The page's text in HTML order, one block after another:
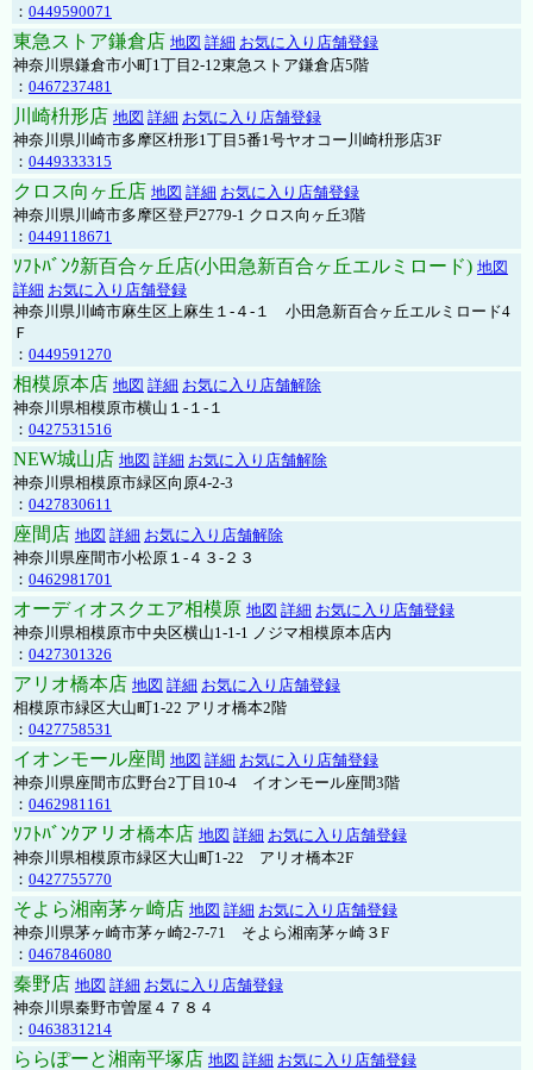
： 0449590071
東急ストア鎌倉店 地図 詳細 お気に入り店舗登録
神奈川県鎌倉市小町1丁目2-12東急ストア鎌倉店5階
： 0467237481
川崎枡形店 地図 詳細 お気に入り店舗登録
神奈川県川崎市多摩区枡形1丁目5番1号ヤオコー川崎枡形店3F
： 0449333315
クロス向ヶ丘店 地図 詳細 お気に入り店舗登録
神奈川県川崎市多摩区登戸2779-1 クロス向ヶ丘3階
： 0449118671
ｿﾌﾄﾊﾞﾝｸ新百合ヶ丘店(小田急新百合ヶ丘エルミロード) 地図
詳細 お気に入り店舗登録
神奈川県川崎市麻生区上麻生１-４-１ 小田急新百合ヶ丘エルミロード4
Ｆ
： 0449591270
相模原本店 地図 詳細 お気に入り店舗解除
神奈川県相模原市横山１-１-１
： 0427531516
NEW城山店 地図 詳細 お気に入り店舗解除
神奈川県相模原市緑区向原4-2-3
： 0427830611
座間店 地図 詳細 お気に入り店舗解除
神奈川県座間市小松原１-４３-２３
： 0462981701
オーディオスクエア相模原 地図 詳細 お気に入り店舗登録
神奈川県相模原市中央区横山1-1-1 ノジマ相模原本店内
： 0427301326
アリオ橋本店 地図 詳細 お気に入り店舗登録
相模原市緑区大山町1-22 アリオ橋本2階
： 0427758531
イオンモール座間 地図 詳細 お気に入り店舗登録
神奈川県座間市広野台2丁目10-4 イオンモール座間3階
： 0462981161
ｿﾌﾄﾊﾞﾝｸアリオ橋本店 地図 詳細 お気に入り店舗登録
神奈川県相模原市緑区大山町1-22 アリオ橋本2F
： 0427755770
そよら湘南茅ヶ崎店 地図 詳細 お気に入り店舗登録
神奈川県茅ヶ崎市茅ヶ崎2‐7‐71 そよら湘南茅ヶ崎３F
： 0467846080
秦野店 地図 詳細 お気に入り店舗登録
神奈川県秦野市曽屋４７８４
： 0463831214
ららぽーと湘南平塚店 地図 詳細 お気に入り店舗登録